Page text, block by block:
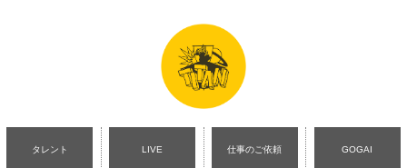
タレント LIVE 仕事のご依頼 GOGAI